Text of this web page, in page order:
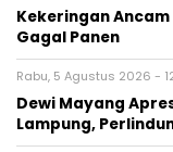
Kekeringan
Gagal Panen
Rabu, 5 Agustus 2026 -
Dewi Mayang
Lampung,